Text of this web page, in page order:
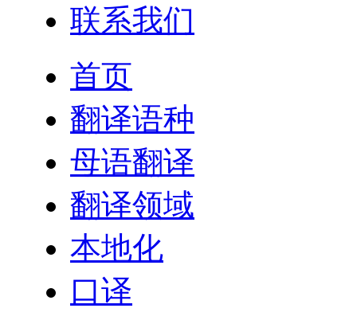
联系我们
首页
翻译语种
母语翻译
翻译领域
本地化
口译